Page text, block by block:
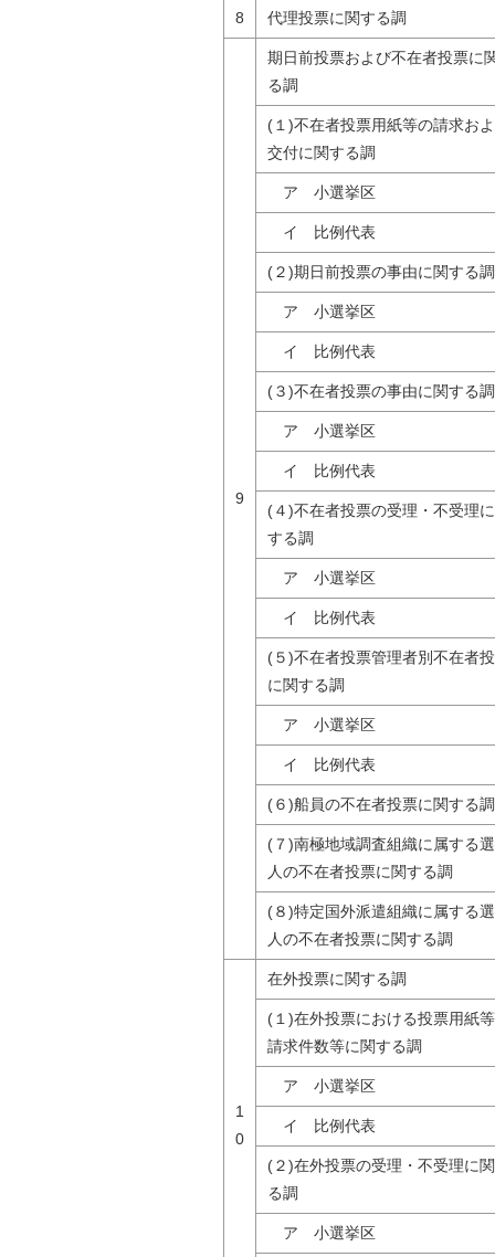
8 代理投票に関する調
9
期日前投票および不在者投票に
る調
(１)不在者投票用紙等の請求お
交付に関する調
ア 小選挙区
イ 比例代表
(２)期日前投票の事由に関する調
ア 小選挙区
イ 比例代表
(３)不在者投票の事由に関する調
ア 小選挙区
イ 比例代表
(４)不在者投票の受理・不受理
する調
ア 小選挙区
イ 比例代表
(５)不在者投票管理者別不在者
に関する調
ア 小選挙区
イ 比例代表
(６)船員の不在者投票に関する調
(７)南極地域調査組織に属する
人の不在者投票に関する調
(８)特定国外派遣組織に属する
人の不在者投票に関する調
1
0
在外投票に関する調
(１)在外投票における投票用紙
請求件数等に関する調
ア 小選挙区
イ 比例代表
(２)在外投票の受理・不受理に
る調
ア 小選挙区